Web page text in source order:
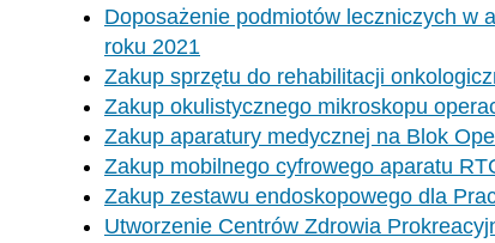
Doposażenie podmiotów leczniczych w
roku 2021
Zakup sprzętu do rehabilitacji
Zakup okulistycznego mikroskopu
Zakup aparatury medycznej na Blok
Zakup mobilnego cyfrowego aparatu
Zakup zestawu endoskopowego dla
Utworzenie Centrów Zdrowia